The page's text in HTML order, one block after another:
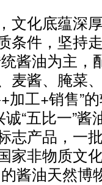
文化底蕴深
条件，坚持
酱油为主，
麦酱、腌菜
加工+销售”
“五比一”
志产品，一
家非物质文
酱油天然博